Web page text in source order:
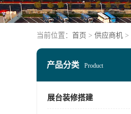
当前位置： 首页 > 供应商机 >
产品分类 Product
展台装修搭建